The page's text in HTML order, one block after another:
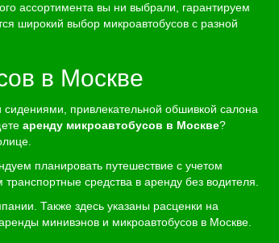
ассортимента вы ни выбрали, гарантируем
широкий выбор микроавтобусов с разной
в Москве
привлекательной обшивкой салона
аренду микроавтобусов в Москве?
планировать путешествие с учетом
средства в аренду без водителя.
Также здесь указаны расценки на
минивэнов и микроавтобусов в Москве.